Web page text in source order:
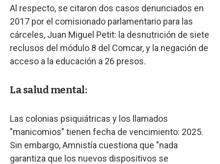
Al respecto, se citaron dos casos denunciados en
2017 por el comisionado parlamentario para las
cárceles, Juan Miguel Petit: la desnutrición de siete
reclusos del módulo 8 del Comcar, y la negación de
acceso a la educación a 26 presos.
La salud mental:
Las colonias psiquiátricas y los llamados
"manicomios" tienen fecha de vencimiento: 2025.
Sin embargo, Amnistía cuestiona que "nada
garantiza que los nuevos dispositivos se